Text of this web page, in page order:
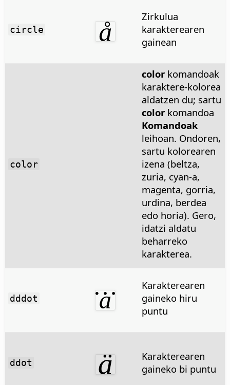
circle
Zirkulua
karakterearen
gainean
color
colorkomandoak
karaktere-kolorea
aldatzen du; sartu
colorkomandoa
Komandoak
leihoan. Ondoren,
sartu kolorearen
izena (beltza,
zuria, cyan-a,
magenta, gorria,
urdina, berdea
edo horia). Gero,
idatzi aldatu
beharreko
karakterea.
dddot
Karakterearen
gaineko hiru
puntu
ddot
Karakterearen
gaineko bi puntu